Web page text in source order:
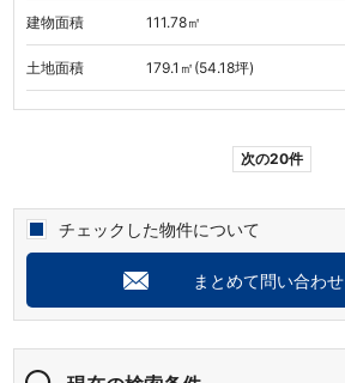
建物面積 111.78㎡
土地面積 179.1㎡(54.18坪)
次の20件
チェックした物件について
まとめて問い合わせ